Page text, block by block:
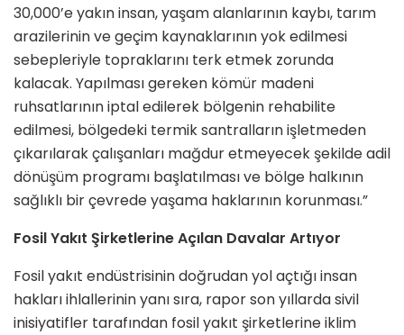
30,000’e yakın insan, yaşam alanlarının kaybı, tarım
arazilerinin ve geçim kaynaklarının yok edilmesi
sebepleriyle topraklarını terk etmek zorunda
kalacak. Yapılması gereken kömür madeni
ruhsatlarının iptal edilerek bölgenin rehabilite
edilmesi, bölgedeki termik santralların işletmeden
çıkarılarak çalışanları mağdur etmeyecek şekilde adil
dönüşüm programı başlatılması ve bölge halkının
sağlıklı bir çevrede yaşama haklarının korunması.”
Fosil Yakıt Şirketlerine Açılan Davalar Artıyor
Fosil yakıt endüstrisinin doğrudan yol açtığı insan
hakları ihlallerinin yanı sıra, rapor son yıllarda sivil
inisiyatifler tarafından fosil yakıt şirketlerine iklim